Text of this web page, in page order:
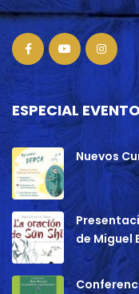
ESPECIAL
Nuevos
de Miguel